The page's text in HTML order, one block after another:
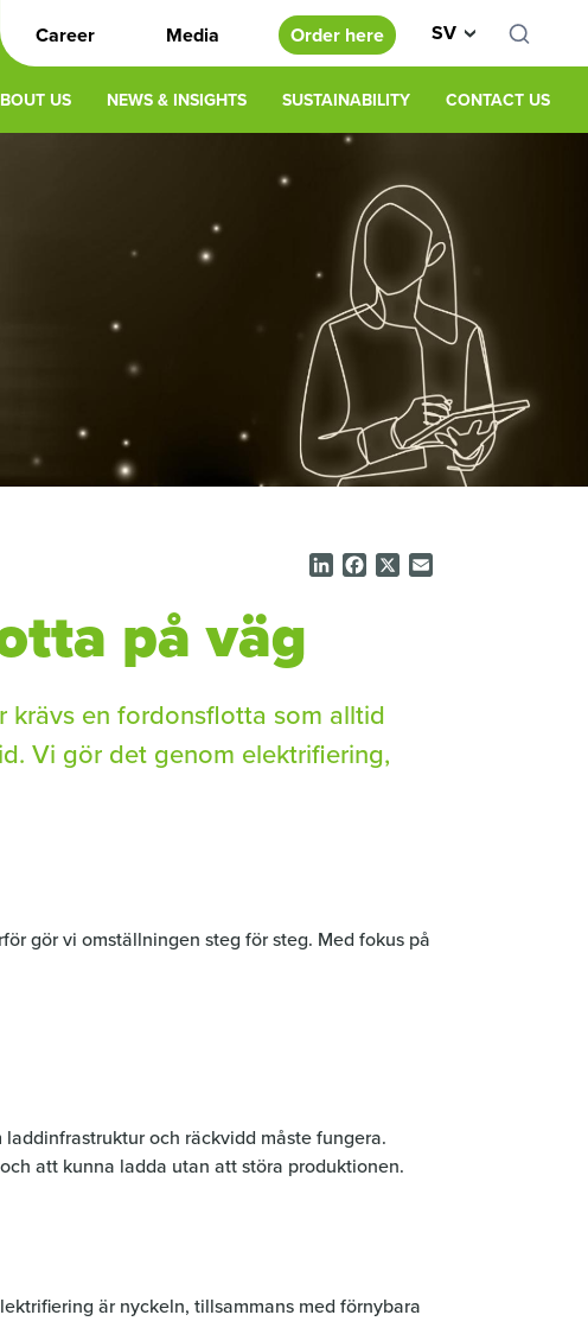
Career Media Order here SV
US NEWS & INSIGHTS SUSTAINABILITY CONTACT US
I
n
F
o
k
X
på väg
krävs en fordonsflotta som alltid
Vi gör det genom elektrifiering,
gör vi omställningen steg för steg. Med fokus på
och räckvidd måste fungera.
att kunna ladda utan att störa produktionen.
är nyckeln, tillsammans med förnybara